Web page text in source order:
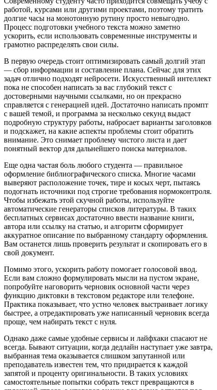
работой, курсами или другими проектами, поэтому тратить
долгие часы на монотонную рутину просто невыгодно.
Процесс подготовки учебного текста можно заметно
ускорить, если использовать современные инструменты и
грамотно распределять свои силы.
В первую очередь стоит оптимизировать самый долгий этап
— сбор информации и составление плана. Сейчас для этих
задач отлично подходят нейросети. Искусственный интеллект
пока не способен написать за вас глубокий текст с
достоверными научными ссылками, но он прекрасно
справляется с генерацией идей. Достаточно написать промпт
с вашей темой, и программа за несколько секунд выдаст
подробную структуру работы, набросает варианты заголовков
и подскажет, на какие аспекты проблемы стоит обратить
внимание. Это снимает проблему чистого листа и дает
понятный вектор для дальнейшего поиска материалов.
Еще одна частая боль любого студента — правильное
оформление библиографического списка. Многие часами
выверяют расположение точек, тире и косых черт, пытаясь
подогнать источники под строгие требования нормоконтроля.
Чтобы избежать этой скучной работы, используйте
автоматические генераторы списков литературы. В таких
бесплатных сервисах достаточно ввести название книги,
автора или ссылку на статью, и алгоритм сформирует
аккуратное описание по выбранному стандарту оформления.
Вам останется лишь проверить результат и скопировать его в
свой документ.
Помимо этого, ускорить работу помогает голосовой ввод.
Если вам сложно формулировать мысли на пустом экране,
попробуйте наговорить черновик основной части через
функцию диктовки в текстовом редакторе или телефоне.
Практика показывает, что устно человек выстраивает логику
быстрее, а отредактировать уже написанный черновик всегда
проще, чем набирать текст с нуля.
Однако даже самые удобные сервисы и лайфхаки спасают не
всегда. Бывают ситуации, когда дедлайн наступает уже завтра,
выбранная тема оказывается слишком запутанной или
преподаватель известен тем, что придирается к каждой
запятой и проценту оригинальности. В таких условиях
самостоятельные попытки собрать текст превращаются в